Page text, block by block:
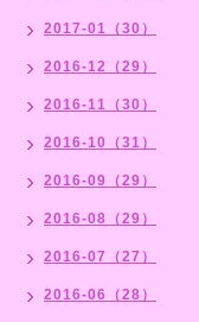
2017-01（30）
2016-12（29）
2016-11（30）
2016-10（31）
2016-09（29）
2016-08（29）
2016-07（27）
2016-06（28）